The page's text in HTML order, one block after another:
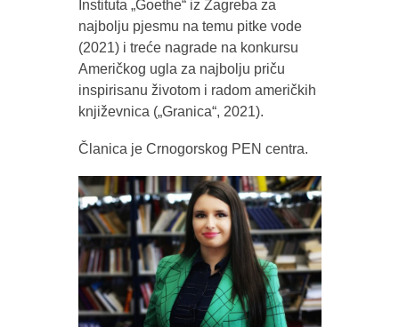
Instituta „Goethe“ iz Zagreba za
najbolju pjesmu na temu pitke vode
(2021) i treće nagrade na konkursu
Američkog ugla za najbolju priču
inspirisanu životom i radom američkih
književnica („Granica“, 2021).
Članica je Crnogorskog PEN centra.